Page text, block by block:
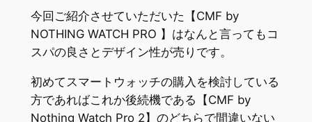
今回ご紹介させていただいた【CMF by
NOTHING WATCH PRO 】はなんと言ってもコ
スパの良さとデザイン性が売りです。
初めてスマートウォッチの購入を検討している
方であればこれか後続機である【CMF by
Nothing Watch Pro 2】のどちらで間違いない